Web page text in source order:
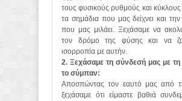
τους φυσικούς ρυθμούς και κύκλους
τα σημάδια που μας δείχνει και
που μας μιλάει. Ξεχάσαμε να
τον δρόμο της φύσης και να
ισορροπία με αυτήν.
2. Ξεχάσαμε τη σύνδεσή μας με τη
το σύμπαν:
Αποσπώντας τον εαυτό μας από
ξεχάσαμε ότι είμαστε βαθιά